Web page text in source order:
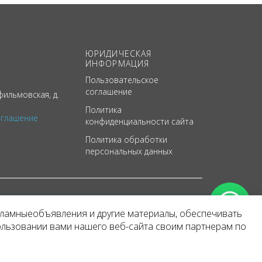
д.
ЮРИДИЧЕСКАЯ
ИНФОРМАЦИЯ
Пользовательское
соглашение
Политика
конфиденциальности сайта
Политика обработки
персональных данных
и другие материалы, обеспечивать
вами нашего веб-сайта своим партнерам по